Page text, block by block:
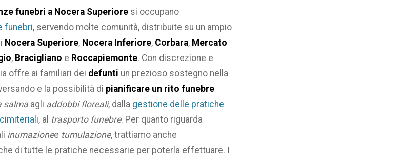
funebri a Nocera Superiore si occupano
funebri, servendo molte comunità, distribuite su un ampio
Nocera Superiore, Nocera Inferiore, Corbara, Mercato
, Bracigliano e Roccapiemonte. Con discrezione e
offre ai familiari dei defunti un prezioso sostegno nella
e la possibilità di pianificare un rito funebre
salma agli addobbi floreali, dalla gestione delle pratiche
, al trasporto funebre. Per quanto riguarda
inumazionee tumulazione, trattiamo anche
di tutte le pratiche necessarie per poterla effettuare. I